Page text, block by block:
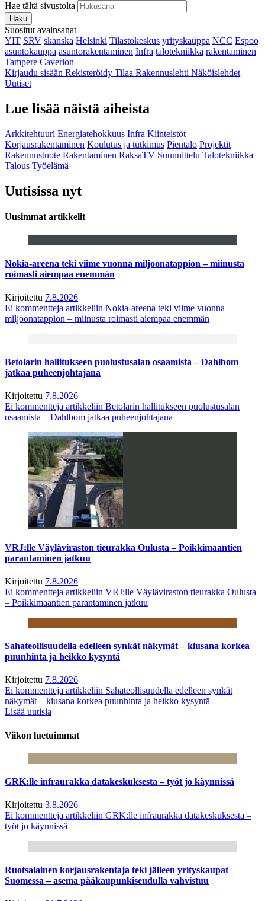
Hae tältä sivustolta
Haku
Suositut avainsanat
YIT SRV skanska Helsinki Tilastokeskus yrityskauppa NCC Espoo
asuntokauppa asuntorakentaminen Infra talotekniikka rakentaminen
Tampere Caverion
Kirjaudu sisään Rekisteröidy Tilaa Rakennuslehti Näköislehdet
Uutiset
Lue lisää näistä aiheista
Arkkitehtuuri Energiatehokkuus Infra Kiinteistöt
Korjausrakentaminen Koulutus ja tutkimus Pientalo Projektit
Rakennustuote Rakentaminen RaksaTV Suunnittelu Talotekniikka
Talous Työelämä
Uutisissa nyt
Uusimmat artikkelit
Nokia-areena teki viime vuonna miljoonatappion – miinusta
roimasti aiempaa enemmän
Kirjoitettu 7.8.2026
Ei kommentteja artikkeliin Nokia-areena teki viime vuonna
miljoonatappion – miinusta roimasti aiempaa enemmän
Betolarin hallitukseen puolustusalan osaamista – Dahlbom
jatkaa puheenjohtajana
Kirjoitettu 7.8.2026
Ei kommentteja artikkeliin Betolarin hallitukseen puolustusalan
osaamista – Dahlbom jatkaa puheenjohtajana
VRJ:lle Väyläviraston tieurakka Oulusta – Poikkimaantien
parantaminen jatkuu
Kirjoitettu 7.8.2026
Ei kommentteja artikkeliin VRJ:lle Väyläviraston tieurakka Oulusta
– Poikkimaantien parantaminen jatkuu
Sahateollisuudella edelleen synkät näkymät – kiusana korkea
puunhinta ja heikko kysyntä
Kirjoitettu 7.8.2026
Ei kommentteja artikkeliin Sahateollisuudella edelleen synkät
näkymät – kiusana korkea puunhinta ja heikko kysyntä
Lisää uutisia
Viikon luetuimmat
GRK:lle infraurakka datakeskuksesta – työt jo käynnissä
Kirjoitettu 3.8.2026
Ei kommentteja artikkeliin GRK:lle infraurakka datakeskuksesta –
työt jo käynnissä
Ruotsalainen korjausrakentaja teki jälleen yrityskaupat
Suomessa – asema pääkaupunkiseudulla vahvistuu